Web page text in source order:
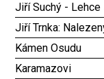
Jiří Suchý -
Jiří Trnka:
Kámen Osudu
Karamazovi